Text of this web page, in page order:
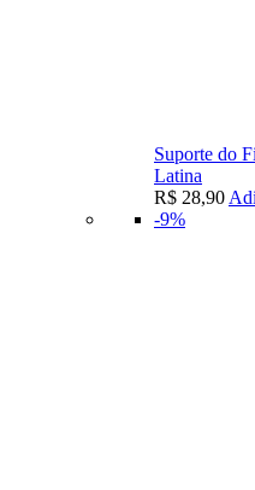
Suporte do
Latina
R$ 28,90
-9%